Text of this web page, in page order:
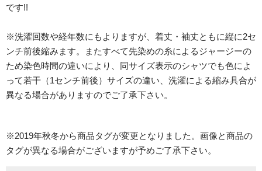
です!!
※洗濯回数や経年数にもよりますが、着丈・袖丈ともに縦に2セ
ンチ前後縮みます。またすべて先染めの糸によるジャージーの
ため染色時間の違いにより、同サイズ表示のシャツでも色によ
って若干（1センチ前後）サイズの違い、洗濯による縮み具合が
異なる場合がありますのでご了承下さい。
※2019年秋冬から商品タグが変更となりました。画像と商品の
タグが異なる場合がございますが予めご了承下さい。